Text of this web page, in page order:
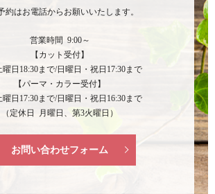
約はお電話からお願いいたします。
営業時間 9:00～
【カット受付】
曜日18:30まで/日曜日・祝日17:30まで
【パーマ・カラー受付】
曜日17:30まで/日曜日・祝日16:30まで
（定休日 月曜日、第3火曜日）
お問い合わせフォーム